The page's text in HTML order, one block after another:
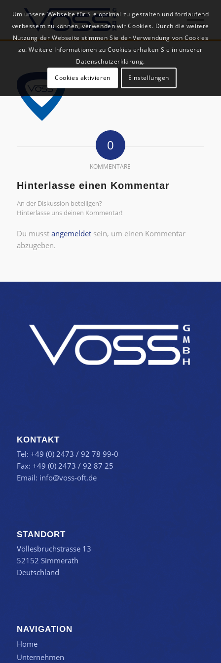
0
KOMMENTARE
Hinterlasse einen Kommentar
An der Diskussion beteiligen?
Hinterlasse uns deinen Kommentar!
Du musst angemeldetsein, um einen Kommentar
abzugeben.
KONTAKT
Tel: +49 (0) 2473 / 92 78 99-0
Fax: +49 (0) 2473 / 92 87 25
Email: info@voss-oft.de
STANDORT
Völlesbruchstrasse 13
52152 Simmerath
Deutschland
NAVIGATION
Home
Unternehmen
Um unsere Webseite für Sie optimal zu gestalten und fortlaufend
verbessern zu können, verwenden wir Cookies. Durch die weitere
Nutzung der Webseite stimmen Sie der Verwendung von Cookies
zu. Weitere Informationen zu Cookies erhalten Sie in unserer
Datenschutzerklärung.
Cookies aktivieren
Einstellungen